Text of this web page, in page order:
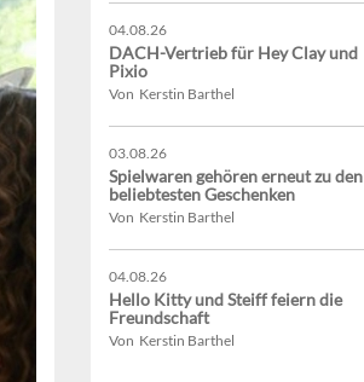
04.08.26
DACH-Vertrieb für Hey Clay und
Pixio
Von Kerstin Barthel
03.08.26
Spielwaren gehören erneut zu den
beliebtesten Geschenken
Von Kerstin Barthel
04.08.26
Hello Kitty und Steiff feiern die
Freundschaft
Von Kerstin Barthel